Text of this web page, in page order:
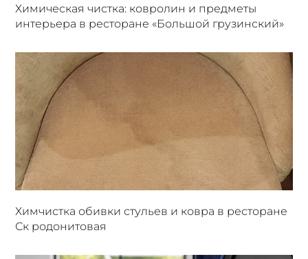
Химическая чистка: ковролин и предметы
интерьера в ресторане «Большой грузинский»
Химчистка обивки стульев и ковра в ресторане
Ск родонитовая